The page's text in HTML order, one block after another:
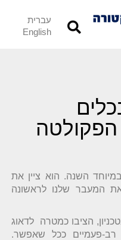
עברית
English
הפקולטה
השנה. הוא ציין את
את המעבר שלנו לראשונה
הציבו כמטרה לדאוג
רב-פעמיים ככל שאפשר.